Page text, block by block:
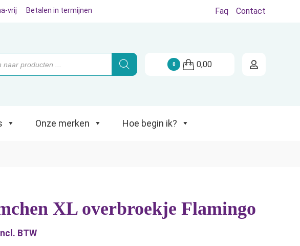
Onze merken Hoe begin ik?
vrij Betalen in termijnen Faq Contact
0 0,00
Onze merken Hoe begin ik?
XL overbroekje Flamingo
BTW